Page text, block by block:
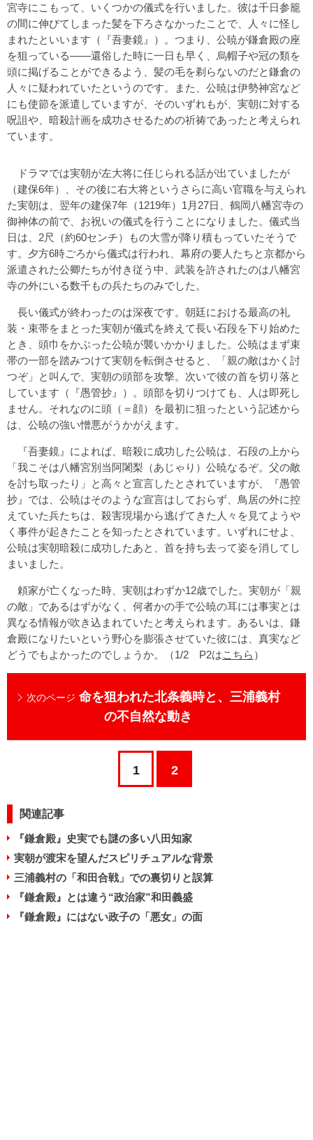
宮寺にこもって、いくつかの儀式を行いました。彼は千日参籠
の間に伸びてしまった髪を下ろさなかったことで、人々に怪し
まれたといいます（『吾妻鏡』）。つまり、公暁が鎌倉殿の座
を狙っている――還俗した時に一日も早く、烏帽子や冠の類を
頭に掲げることができるよう、髪の毛を剃らないのだと鎌倉の
人々に疑われていたというのです。また、公暁は伊勢神宮など
にも使節を派遣していますが、そのいずれもが、実朝に対する
呪詛や、暗殺計画を成功させるための祈祷であったと考えられ
ています。
ドラマでは実朝が左大将に任じられる話が出ていましたが
（建保6年）、その後に右大将というさらに高い官職を与えられ
た実朝は、翌年の建保7年（1219年）1月27日、鶴岡八幡宮寺の
御神体の前で、お祝いの儀式を行うことになりました。儀式当
日は、2尺（約60センチ）もの大雪が降り積もっていたそうで
す。夕方6時ごろから儀式は行われ、幕府の要人たちと京都から
派遣された公卿たちが付き従う中、武装を許されたのは八幡宮
寺の外にいる数千もの兵たちのみでした。
長い儀式が終わったのは深夜です。朝廷における最高の礼
装・束帯をまとった実朝が儀式を終えて長い石段を下り始めた
とき、頭巾をかぶった公暁が襲いかかりました。公暁はまず束
帯の一部を踏みつけて実朝を転倒させると、「親の敵はかく討
つぞ」と叫んで、実朝の頭部を攻撃。次いで彼の首を切り落と
しています（『愚管抄』）。頭部を切りつけても、人は即死し
ません。それなのに頭（＝顔）を最初に狙ったという記述から
は、公暁の強い憎悪がうかがえます。
『吾妻鏡』によれば、暗殺に成功した公暁は、石段の上から
「我こそは八幡宮別当阿闍梨（あじゃり）公暁なるぞ。父の敵
を討ち取ったり」と高々と宣言したとされていますが、『愚管
抄』では、公暁はそのような宣言はしておらず、鳥居の外に控
えていた兵たちは、殺害現場から逃げてきた人々を見てようや
く事件が起きたことを知ったとされています。いずれにせよ、
公暁は実朝暗殺に成功したあと、首を持ち去って姿を消してし
まいました。
頼家が亡くなった時、実朝はわずか12歳でした。実朝が「親
の敵」であるはずがなく、何者かの手で公暁の耳には事実とは
異なる情報が吹き込まれていたと考えられます。あるいは、鎌
倉殿になりたいという野心を膨張させていた彼には、真実など
どうでもよかったのでしょうか。（1/2 P2はこちら ）
次のページ 命を狙われた北条義時と、三浦義村
の不自然な動き
1 2
関連記事
『鎌倉殿』史実でも謎の多い八田知家
実朝が渡宋を望んだスピリチュアルな背景
三浦義村の「和田合戦」での裏切りと誤算
『鎌倉殿』とは違う“政治家”和田義盛
『鎌倉殿』にはない政子の「悪女」の面